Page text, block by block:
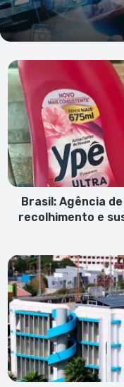
Brasil:
Agência
vigilância
sanitária
determina
recolhimento
e
suspensão
produtos
Ypê
Brasil: Agência
recolhimento e
CVT
nega
benefício
com
o
aval
de
37
milhões